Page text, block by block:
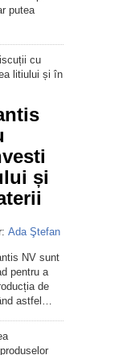
putea
și
Ada Ştefan
NV sunt
pentru a
de
astfel…